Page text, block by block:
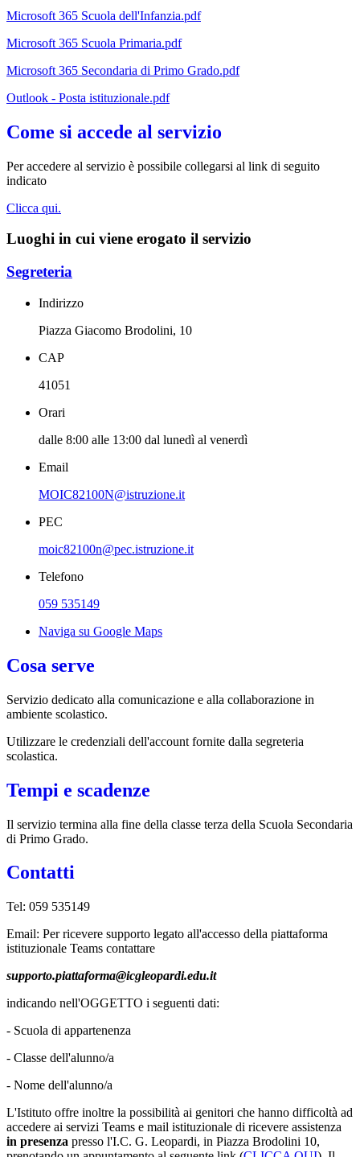
Microsoft 365 Scuola dell'Infanzia.pdf
Microsoft 365 Scuola Primaria.pdf
Microsoft 365 Secondaria di Primo Grado.pdf
Outlook - Posta istituzionale.pdf
Come si accede al servizio
Per accedere al servizio è possibile collegarsi al link di seguito
indicato
Clicca qui.
Luoghi in cui viene erogato il servizio
Segreteria
Indirizzo
Piazza Giacomo Brodolini, 10
CAP
41051
Orari
dalle 8:00 alle 13:00 dal lunedì al venerdì
Email
MOIC82100N@istruzione.it
PEC
moic82100n@pec.istruzione.it
Telefono
059 535149
Naviga su Google Maps
Cosa serve
Servizio dedicato alla comunicazione e alla collaborazione in
ambiente scolastico.
Utilizzare le credenziali dell'account fornite dalla segreteria
scolastica.
Tempi e scadenze
Il servizio termina alla fine della classe terza della Scuola Secondaria
di Primo Grado.
Contatti
Tel: 059 535149
Email: Per ricevere supporto legato all'accesso della piattaforma
istituzionale Teams contattare
supporto.piattaforma@icgleopardi.edu.it
indicando nell'OGGETTO i seguenti dati:
- Scuola di appartenenza
- Classe dell'alunno/a
- Nome dell'alunno/a
L'Istituto offre inoltre la possibilità ai genitori che hanno difficoltà ad
accedere ai servizi Teams e mail istituzionale di ricevere assistenza
in presenza presso l'I.C. G. Leopardi, in Piazza Brodolini 10,